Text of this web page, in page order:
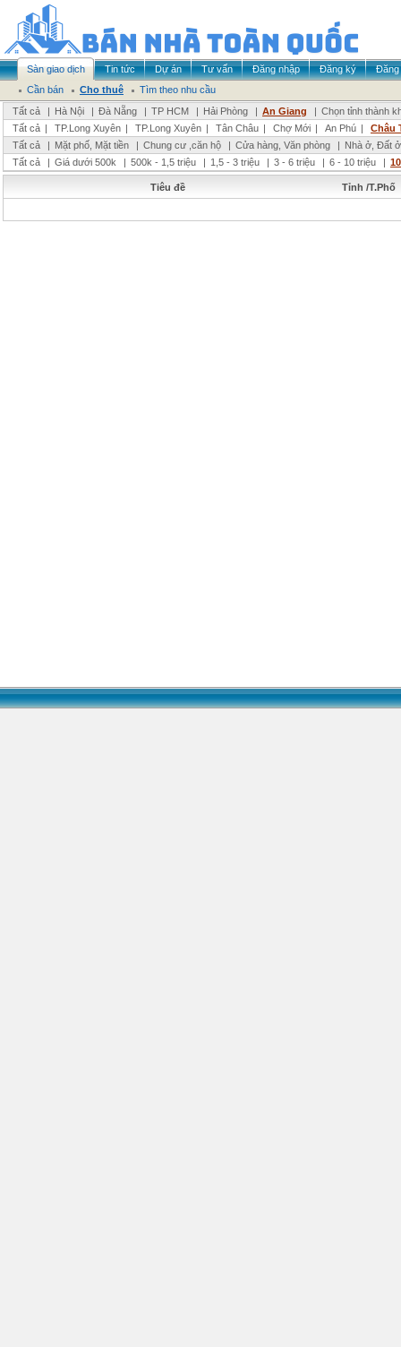
Sàn giao dịch Tin tức Dự án Tư vấn Đăng nhập Đăng ký
Đăng
Cần bán
Cho thuê
Tìm theo nhu cầu
Tất cả
| Hà Nội | Đà Nẵng | TP HCM | Hải Phòng | An Giang | Chọn tỉnh thành
Tất cả | TP.Long Xuyên | TP.Long Xuyên | Tân Châu | Chợ Mới | An Phú |
Châu
Tất cả
| Mặt phố, Mặt tiền | Chung cư ,căn hộ | Cửa hàng, Văn phòng | Nhà ở, Đất ở
Tất cả
| Giá dưới 500k | 500k - 1,5 triệu | 1,5 - 3 triệu | 3 - 6 triệu | 6 - 10 triệu |
Tiêu đề Tỉnh /T.Phố